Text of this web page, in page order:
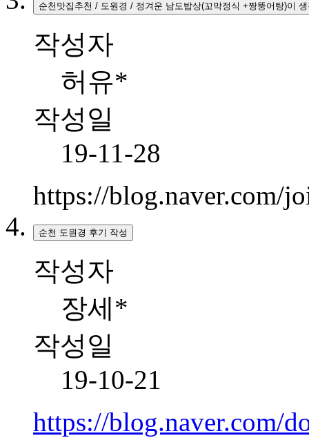
순천맛집추천 / 도원경 / 정겨운 남도밥상(꼬막정식 +짱뚱어탕)이
작성자
허유*
작성일
19-11-28
https://blog.naver.com/
순천 도원경 후기 작성
작성자
장세*
작성일
19-10-21
https://blog.naver.com/